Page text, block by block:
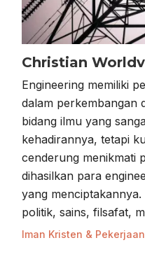
Christian
Engineering memiliki
dalam perkembangan
bidang ilmu yang
kehadirannya, tetapi
cenderung menikmati
dihasilkan para
yang
politik, sains, filsafat,
Iman Kristen & Pekerjaan